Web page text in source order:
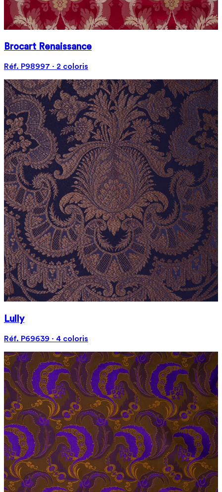
Brocart Renaissance
Réf. P98997 · 2 coloris
Lully
Réf. P69639 · 4 coloris